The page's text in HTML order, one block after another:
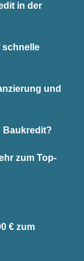
in der
schnelle
und
Baukredit?
zum Top-
€ zum